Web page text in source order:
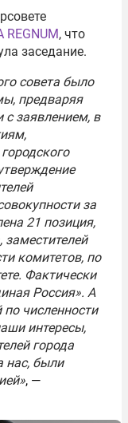
REGNUM, что
заседание.
совета было
предваряя
с заявлением, в
за
21 позиция,
заместителей
комитетов, по
Фактически
Россия». А
численности
интересы,
города
нас, были
, —